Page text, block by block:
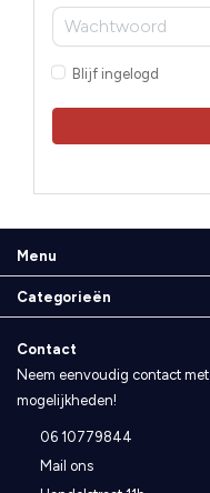
Blijf ingelogd
Menu
Categorieën
Contact
Neem eenvoudig contact
mogelijkheden!
06 10779844
Mail ons